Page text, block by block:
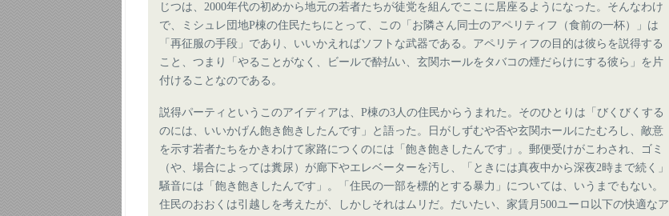
じつは、2000年代の初めから地元の若者たちが徒党を組んでここに居座るようになった。そんなわけ
で、ミシュレ団地P棟の住民たちにとって、この「お隣さん同士のアペリティフ（食前の一杯）」は
「再征服の手段」であり、いいかえればソフトな武器である。アペリティフの目的は彼らを説得する
こと、つまり「やることがなく、ビールで酔払い、玄関ホールをタバコの煙だらけにする彼ら」を片
付けることなのである。
説得パーティというこのアイディアは、P棟の3人の住民からうまれた。そのひとりは「びくびくする
のには、いいかげん飽き飽きしたんです」と語った。日がしずむや否や玄関ホールにたむろし、敵意
を示す若者たちをかきわけて家路につくのには「飽き飽きしたんです」。郵便受けがこわされ、ゴミ
（や、場合によっては糞尿）が廊下やエレベーターを汚し、「ときには真夜中から深夜2時まで続く」
騒音には「飽き飽きしたんです」。「住民の一部を標的とする暴力」については、いうまでもない。
住民のおおくは引越しを考えたが、しかしそれはムリだ。だいたい、家賃月500ユーロ以下の快適なア